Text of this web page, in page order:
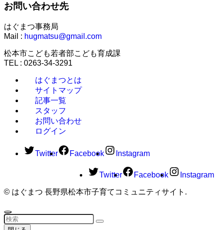
お問い合わせ先
はぐまつ事務局
Mail : hugmatsu@gmail.com
松本市こども若者部こども育成課
TEL : 0263-34-3291
はぐまつとは
サイトマップ
記事一覧
スタッフ
お問い合わせ
ログイン
Twitter Facebook Instagram
Twitter Facebook Instagram
© はぐまつ 長野県松本市子育てコミュニティサイト.